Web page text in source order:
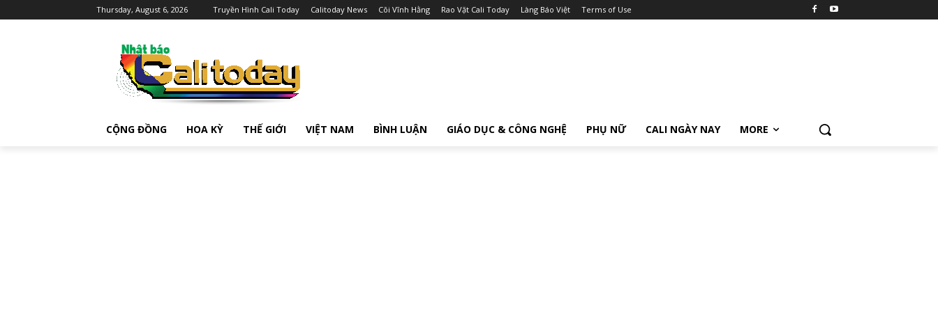
Thursday, August 6, 2026 Truyền Hình Cali Today Calitoday News Cõi Vĩnh Hằng Rao Vặt Cali Today Làng Báo Việt Terms of Use
CỘNG ĐỒNG HOA KỲ THẾ GIỚI VIỆT NAM BÌNH LUẬN GIÁO DỤC & CÔNG NGHỆ PHỤ NỮ CALI NGÀY NAY MORE